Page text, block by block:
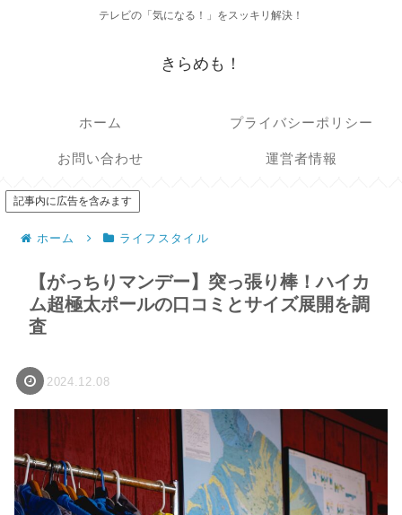
テレビの「気になる！」をスッキリ解決！
きらめも！
ホーム プライバシーポリシー
お問い合わせ 運営者情報
記事内に広告を含みます
ホーム ライフスタイル
【がっちりマンデー】突っ張り棒！ハイカ
ム超極太ポールの口コミとサイズ展開を調
査
2024.12.08